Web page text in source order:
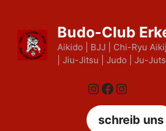
springen
Budo-Club
Aikido | BJJ | Chi-Ryu
| Jiu-Jitsu | Judo | Ju-
Instagram
Facebook
schreib uns